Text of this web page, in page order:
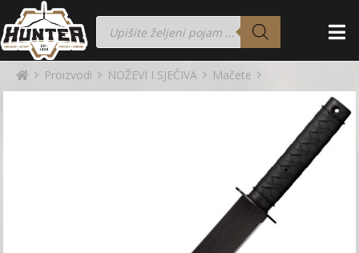
Proizvodi NOŽEVI I SJEČIVA Mačete